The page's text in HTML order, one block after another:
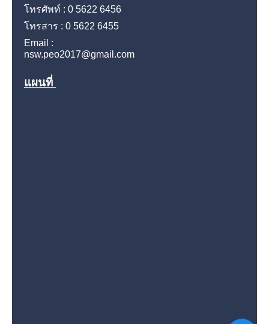
โทรศัพท์ : 0 5622 6456
โทรสาร : 0 5622 6455
Email :
nsw.peo2017@gmail.com
แผนที่